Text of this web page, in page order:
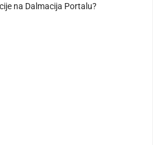
na Dalmacija Portalu?